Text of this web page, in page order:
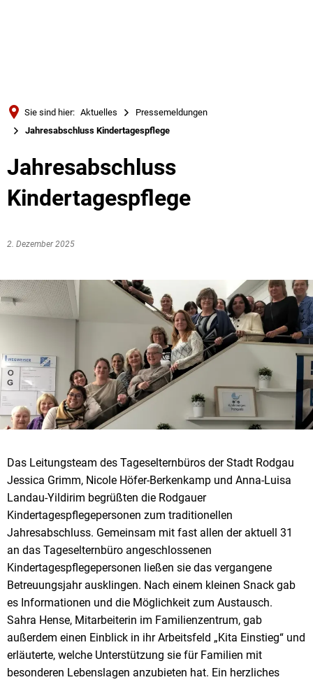
Русский
Deutsch
Sie sind hier: Aktuelles
Pressemeldungen
Jahresabschluss Kindertagespflege
Jahresabschluss
Kindertagespflege
2. Dezember 2025
Das Leitungsteam des Tageselternbüros der Stadt Rodgau
Jessica Grimm, Nicole Höfer-Berkenkamp und Anna-Luisa
Landau-Yildirim begrüßten die Rodgauer
Kindertagespflegepersonen zum traditionellen
Jahresabschluss. Gemeinsam mit fast allen der aktuell 31
an das Tageselternbüro angeschlossenen
Kindertagespflegepersonen ließen sie das vergangene
Betreuungsjahr ausklingen. Nach einem kleinen Snack gab
es Informationen und die Möglichkeit zum Austausch.
Sahra Hense, Mitarbeiterin im Familienzentrum, gab
außerdem einen Einblick in ihr Arbeitsfeld „Kita Einstieg“ und
erläuterte, welche Unterstützung sie für Familien mit
besonderen Lebenslagen anzubieten hat. Ein herzliches